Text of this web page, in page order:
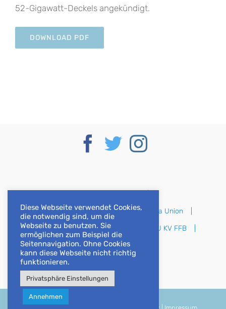
52-Gigawatt-Deckels angekündigt.
DOWNLOAD PDF
CSU im Deutschen Bundestag
Europa Union
CSU Bayern
CSU Oberbayern
CSU KV FFB
CSU KV DAH
Diese Webseite verwendet Cookies,
die notwendig sind, um die
Webseite zu benutzen. Sie
ermöglichen zum Beispiel die
Seitennavigation. Ohne Cookies
kann diese Webseite nicht richtig
funktionieren.
Privatsphäre Einstellungen
Annehmen